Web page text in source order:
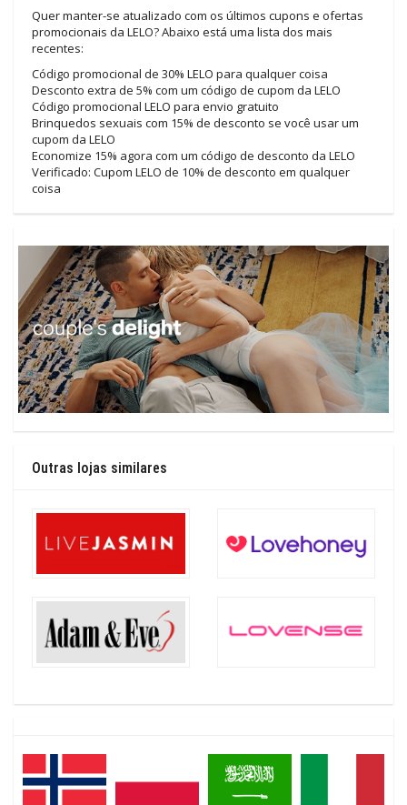
Quer manter-se atualizado com os últimos cupons e ofertas
promocionais da LELO? Abaixo está uma lista dos mais
recentes:
Código promocional de 30% LELO para qualquer coisa
Desconto extra de 5% com um código de cupom da LELO
Código promocional LELO para envio gratuito
Brinquedos sexuais com 15% de desconto se você usar um
cupom da LELO
Economize 15% agora com um código de desconto da LELO
Verificado: Cupom LELO de 10% de desconto em qualquer
coisa
Outras lojas similares